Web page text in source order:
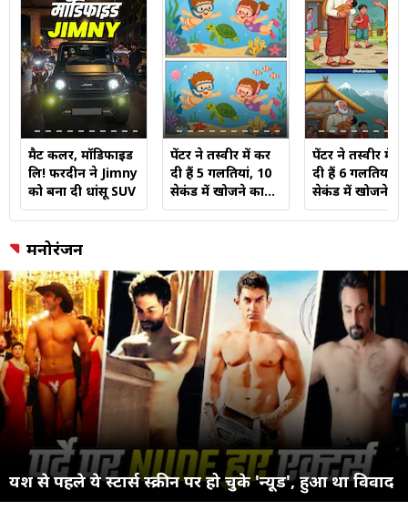
मैट कलर, मॉडिफाइड
ग्रिल! फरदीन ने Jimny
को बना दी धांसू SUV
पेंटर ने तस्वीर में कर
दी हैं 5 गलतियां, 10
सेकंड में खोजने का
चैलेंज
पेंटर ने तस्वीर में
दी हैं 6 गलतियां,
सेकंड में खोजने का
चैलेंज
मनोरंजन
यश से पहले ये स्टार्स स्क्रीन पर हो चुके 'न्यूड', हुआ था विवाद